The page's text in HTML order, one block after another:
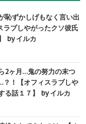
恥ずかしげもなく言い出
ラブしやがったクソ彼氏
by イルカ
2ヶ月…鬼の努力の末つ
！【オフィスラブしや
る話１７】 by イルカ